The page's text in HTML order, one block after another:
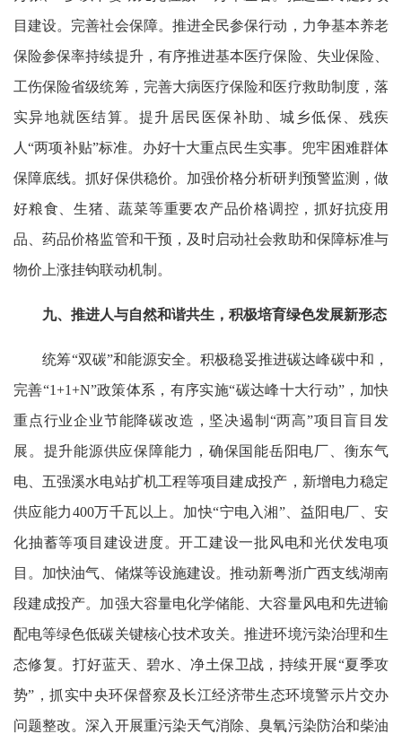
目建设。完善社会保障。推进全民参保行动，力争基本养老
保险参保率持续提升，有序推进基本医疗保险、失业保险、
工伤保险省级统筹，完善大病医疗保险和医疗救助制度，落
实异地就医结算。提升居民医保补助、城乡低保、残疾
人“两项补贴”标准。办好十大重点民生实事。兜牢困难群体
保障底线。抓好保供稳价。加强价格分析研判预警监测，做
好粮食、生猪、蔬菜等重要农产品价格调控，抓好抗疫用
品、药品价格监管和干预，及时启动社会救助和保障标准与
物价上涨挂钩联动机制。
九、推进人与自然和谐共生，积极培育绿色发展新形态
统筹“双碳”和能源安全。积极稳妥推进碳达峰碳中和，
完善“1+1+N”政策体系，有序实施“碳达峰十大行动”，加快
重点行业企业节能降碳改造，坚决遏制“两高”项目盲目发
展。提升能源供应保障能力，确保国能岳阳电厂、衡东气
电、五强溪水电站扩机工程等项目建成投产，新增电力稳定
供应能力400万千瓦以上。加快“宁电入湘”、益阳电厂、安
化抽蓄等项目建设进度。开工建设一批风电和光伏发电项
目。加快油气、储煤等设施建设。推动新粤浙广西支线湖南
段建成投产。加强大容量电化学储能、大容量风电和先进输
配电等绿色低碳关键核心技术攻关。推进环境污染治理和生
态修复。打好蓝天、碧水、净土保卫战，持续开展“夏季攻
势”，抓实中央环保督察及长江经济带生态环境警示片交办
问题整改。深入开展重污染天气消除、臭氧污染防治和柴油